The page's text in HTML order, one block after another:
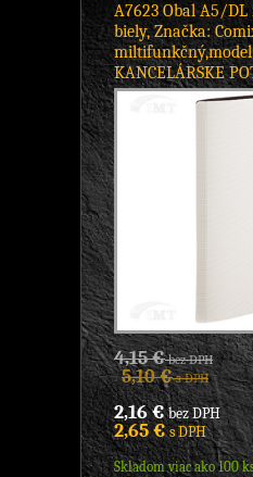
A7623 Obal A5/
biely, Značka:
KANCELÁRSKE
4,15 €bez DPH
5,10 €s DPH
2,16 €bez DPH
2,65 €s DPH
Skladom viac ako 100